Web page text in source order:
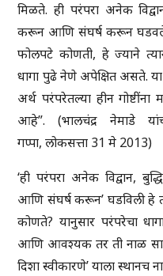
मिळते. ही परंपरा अनेक
करून आणि संघर्ष करून
फोलपटे कोणती, हे ज्याने
धागा पुढे नेणे अपेक्षित असते. या
अर्थ परंपरेतल्या हीन
आहे”. (भालचंद्र नेमाडे
गप्पा, लोकसत्ता 31 मे 2013)
‘ही परंपरा अनेक विद्वान,
आणि संघर्ष करून’ घडविली हे
कोणते? यानुसार परंपरेचा
आणि आवश्यक तर ती नाळ
दिशा स्वीकारणे’ याला स्थानच